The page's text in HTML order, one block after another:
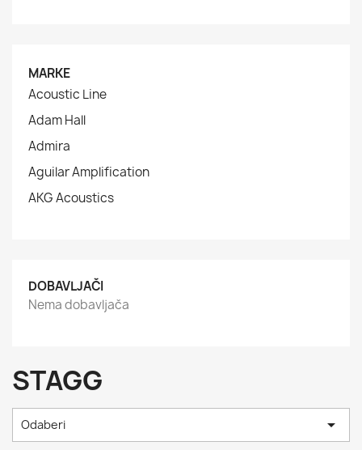
MARKE
Acoustic Line
Adam Hall
Admira
Aguilar Amplification
AKG Acoustics
DOBAVLJAČI
Nema dobavljača
STAGG
Odaberi 